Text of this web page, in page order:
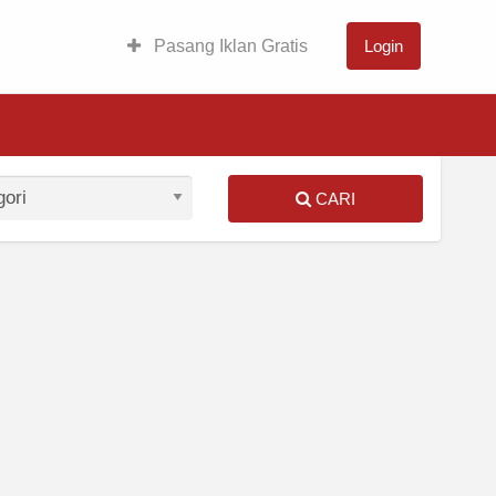
Pasang Iklan Gratis Login
CARI